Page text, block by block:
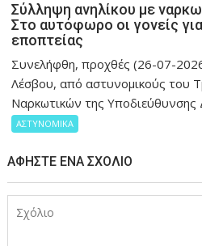
Σύλληψη ανηλίκου με
Στο αυτόφωρο οι γονείς
εποπτείας
Συνελήφθη, προχθές (26-07-
Λέσβου, από αστυνομικούς του
Ναρκωτικών της Υποδιεύθυνσης
ΑΣΤΥΝΟΜΙΚΑ
ΑΦΉΣΤΕ ΈΝΑ ΣΧΌΛΙΟ